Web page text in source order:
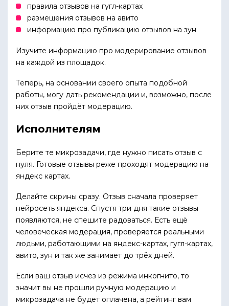
правила отзывов на гугл-картах
размещения отзывов на авито
информацию про публикацию отзывов на зун
Изучите информацию про модерирование отзывов
на каждой из площадок.
Теперь, на основании своего опыта подобной
работы, могу дать рекомендации и, возможно, после
них отзыв пройдёт модерацию.
Исполнителям
Берите те микрозадачи, где нужно писать отзыв с
нуля. Готовые отзывы реже проходят модерацию на
яндекс картах.
Делайте скрины сразу. Отзыв сначала проверяет
нейросеть яндекса. Спустя три дня такие отзывы
появляются, не спешите радоваться. Есть ещё
человеческая модерация, проверяется реальными
людьми, работающими на яндекс-картах, гугл-картах,
авито, зун и так же занимает до трёх дней.
Если ваш отзыв исчез из режима инкогнито, то
значит вы не прошли ручную модерацию и
микрозадача не будет оплачена, а рейтинг вам